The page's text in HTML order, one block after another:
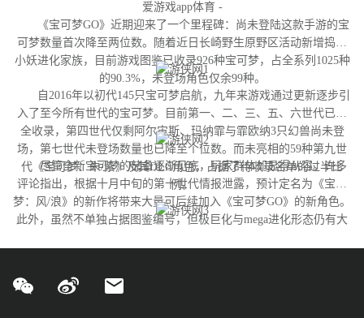
爱游戏app体育 -
《宝可梦GO》近期迎来了一个里程碑：尚未登陆这款手游的宝
可梦数量首次降至两位数。随着近日长崎野生原野区活动新增捣蛋
小妖进化家族，目前游戏图鉴已收录926种宝可梦，占全系列1025种
的90.3%，未登场角色仅余99种。
自2016年以初代145只宝可梦启航，九年来游戏通过更新逐步引
入了至今所有世代的宝可梦。目前第一、二、三、五、六世代已完
全收录，第四世代仅剩阿尔宙斯、玛纳霏与霏欧纳3只幻兽尚未登
场，第七世代未登场数量也已降至个位数。而未亮相的59种第九世
代《宝可梦：朱/紫》及其DLC角色，占据了待收录名单的过半比
例。
尽管全新宝可梦的储备逐渐见底，玩家群体却显得从容。许多
评论指出，根据十月中旬的第十世代情报泄露，预计定名为《宝可
梦：风/浪》的新作将带来大量可后续加入《宝可梦GO》的新角色。
此外，虽然不单独占据图鉴编号，但极巨化与mega进化形态仍有大